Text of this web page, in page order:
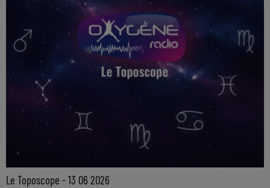
Le Toposcope - 13 06 2026